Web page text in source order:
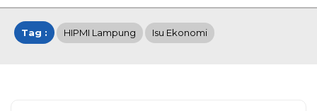
Tag : HIPMI Lampung Isu Ekonomi